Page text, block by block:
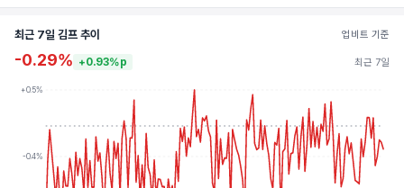
최근 7일 김프 추이 업비트 기준
-0.29% +0.93%p 최근 7일
+0.5%
-0.4%